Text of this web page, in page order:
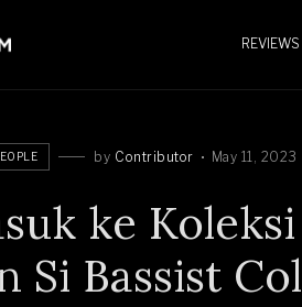
REVIEWS
by Contributor May 11, 2023
ke
Si Bassist